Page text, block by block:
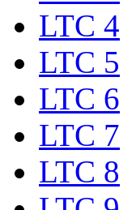
LTC 4
LTC 5
LTC 6
LTC 7
LTC 8